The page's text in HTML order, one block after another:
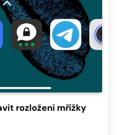
rozložení mřížky